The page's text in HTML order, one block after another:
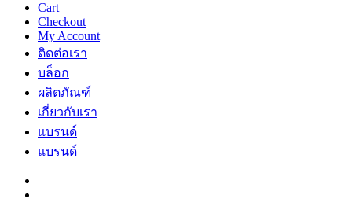
Cart
Checkout
My Account
ติดต่อเรา
บล็อก
ผลิตภัณฑ์
เกี่ยวกับเรา
แบรนด์
แบรนด์